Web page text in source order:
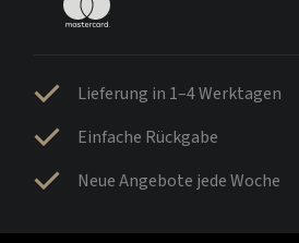
Lieferung in 1–4 Werktagen
Einfache Rückgabe
Neue Angebote jede Woche